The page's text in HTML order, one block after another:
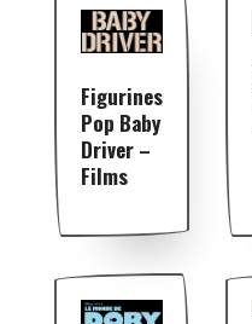
Figurines
Pop Baby
Driver –
Films